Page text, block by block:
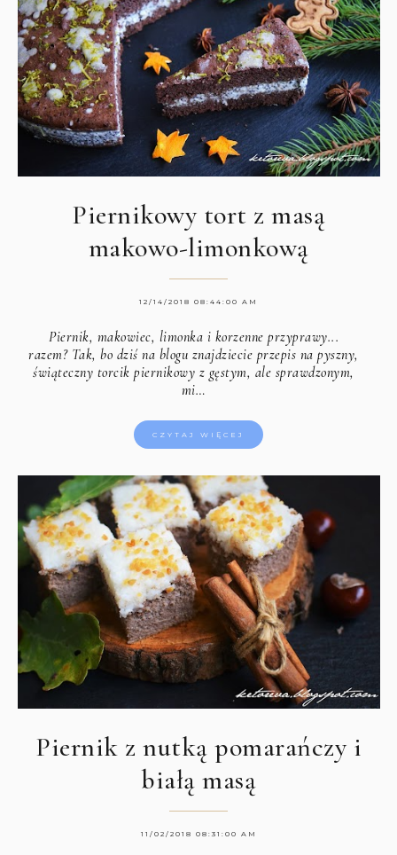
Piernikowy tort z masą
makowo-limonkową
12/14/2018 08:44:00 AM
Piernik, makowiec, limonka i korzenne przyprawy...
razem? Tak, bo dziś na blogu znajdziecie przepis na pyszny,
świąteczny torcik piernikowy z gęstym, ale sprawdzonym,
mi…
CZYTAJ WIĘCEJ
Piernik z nutką pomarańczy i
białą masą
11/02/2018 08:31:00 AM